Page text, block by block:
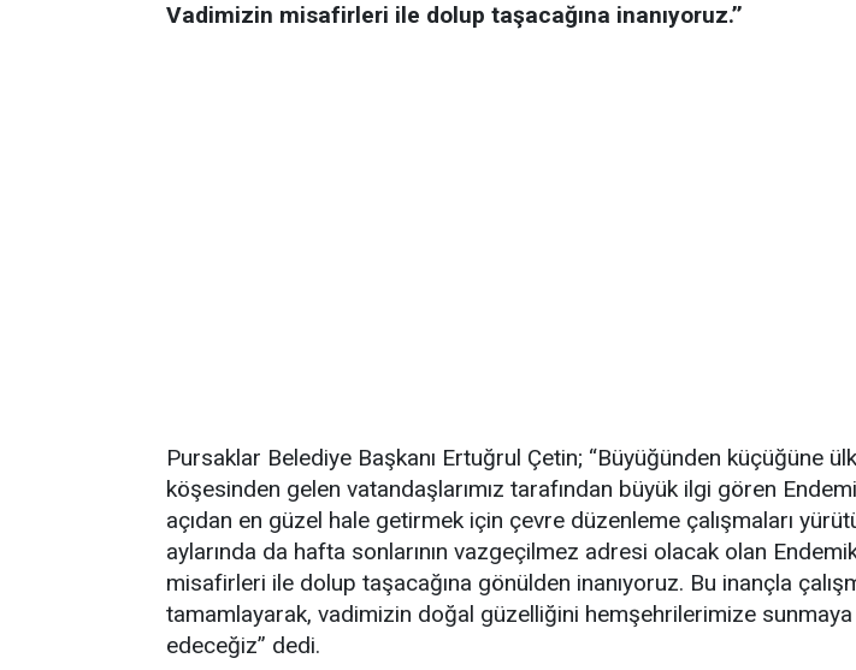
Vadimizin misafirleri ile dolup taşacağına inanıyoruz.’’
Pursaklar Belediye Başkanı Ertuğrul Çetin; ‘‘Büyüğünden küçüğüne
köşesinden gelen vatandaşlarımız tarafından büyük ilgi gören
açıdan en güzel hale getirmek için çevre düzenleme çalışmaları
aylarında da hafta sonlarının vazgeçilmez adresi olacak olan
misafirleri ile dolup taşacağına gönülden inanıyoruz. Bu inançla
tamamlayarak, vadimizin doğal güzelliğini hemşehrilerimize
edeceğiz’’ dedi.